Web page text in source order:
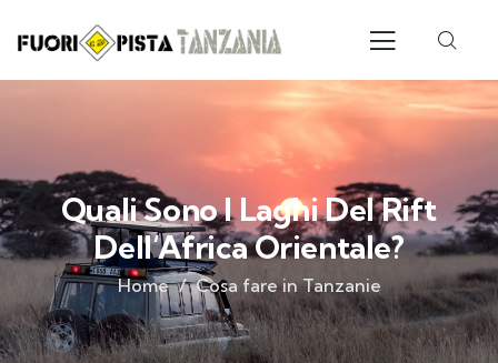
Quali Sono I Laghi Del Rift
Dell’Africa Orientale?
Home Cosa fare in Tanzanie